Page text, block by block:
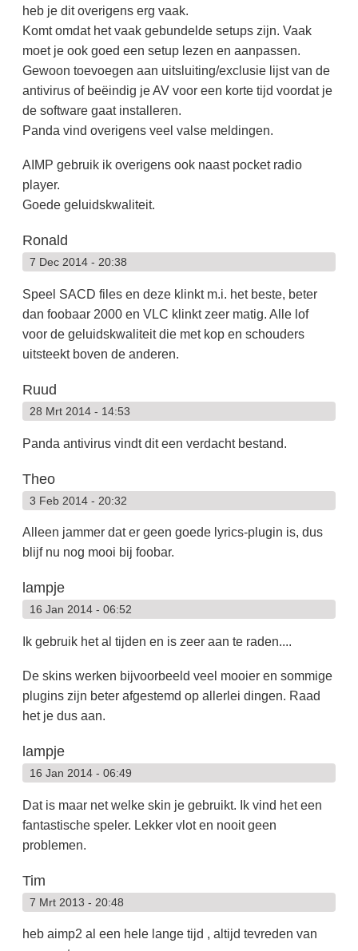
heb je dit overigens erg vaak.
Komt omdat het vaak gebundelde setups zijn. Vaak
moet je ook goed een setup lezen en aanpassen.
Gewoon toevoegen aan uitsluiting/exclusie lijst van de
antivirus of beëindig je AV voor een korte tijd voordat je
de software gaat installeren.
Panda vind overigens veel valse meldingen.
AIMP gebruik ik overigens ook naast pocket radio
player.
Goede geluidskwaliteit.
Ronald
7 Dec 2014 - 20:38
Speel SACD files en deze klinkt m.i. het beste, beter
dan foobaar 2000 en VLC klinkt zeer matig. Alle lof
voor de geluidskwaliteit die met kop en schouders
uitsteekt boven de anderen.
Ruud
28 Mrt 2014 - 14:53
Panda antivirus vindt dit een verdacht bestand.
Theo
3 Feb 2014 - 20:32
Alleen jammer dat er geen goede lyrics-plugin is, dus
blijf nu nog mooi bij foobar.
lampje
16 Jan 2014 - 06:52
Ik gebruik het al tijden en is zeer aan te raden....
De skins werken bijvoorbeeld veel mooier en sommige
plugins zijn beter afgestemd op allerlei dingen. Raad
het je dus aan.
lampje
16 Jan 2014 - 06:49
Dat is maar net welke skin je gebruikt. Ik vind het een
fantastische speler. Lekker vlot en nooit geen
problemen.
Tim
7 Mrt 2013 - 20:48
heb aimp2 al een hele lange tijd , altijd tevreden van